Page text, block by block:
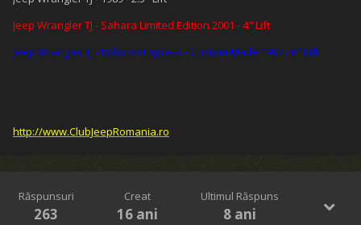
Jeep Wrangler TJ - Sahara Limited Edition 2001 - 4" Lift
Jeep Wrangler TJ - Rubicon Express - Custom Made 1997 - 6" Lift
http://www.ClubJeepRomania.ro
Răspunsuri
263
Creat
16 ani
Ultimul Răspuns
8 ani